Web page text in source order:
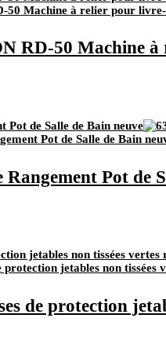
RD-50 Machine
Rangement Pot de
de protection